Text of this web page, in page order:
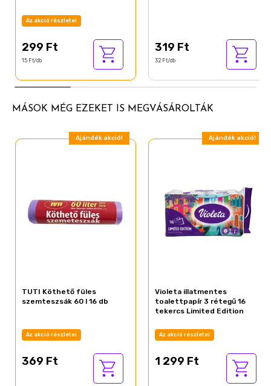
Az akció részletei
299 Ft
15 Ft/db
319 Ft
32 Ft/db
MÁSOK MÉG EZEKET IS MEGVÁSÁROLTÁK
Ajándék akció!
TUTI Köthető füles
szemteszsák 60 l 16 db
Az akció részletei
369 Ft
Ajándék akció!
Violeta illatmentes
toalettpapír 3 rétegű 16
tekercs Limited Edition
Az akció részletei
1 299 Ft